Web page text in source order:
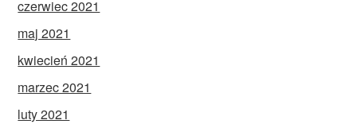
czerwiec 2021
maj 2021
kwiecień 2021
marzec 2021
luty 2021